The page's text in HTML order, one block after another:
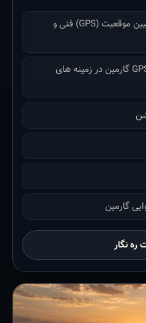
واردات و تامین سیستم های تعیین موقعیت (GPS) فنی و
ساعت های هوشمند متکی به GPS گارمین در زمینه های
گارمین
ره نگار